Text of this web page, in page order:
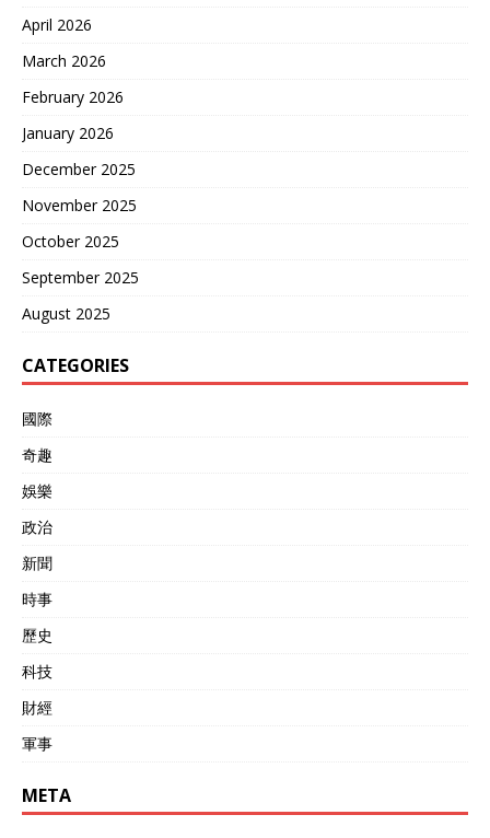
April 2026
March 2026
February 2026
January 2026
December 2025
November 2025
October 2025
September 2025
August 2025
CATEGORIES
國際
奇趣
娛樂
政治
新聞
時事
歷史
科技
財經
軍事
META